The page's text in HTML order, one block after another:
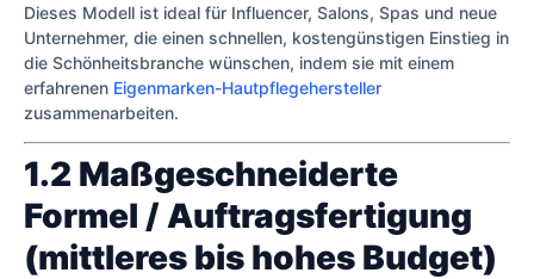
Dieses Modell ist ideal für Influencer, Salons, Spas und neue
Unternehmer, die einen schnellen, kostengünstigen Einstieg in
die Schönheitsbranche wünschen, indem sie mit einem
erfahrenen Eigenmarken-Hautpflegehersteller
zusammenarbeiten.
1.2 Maßgeschneiderte
Formel / Auftragsfertigung
(mittleres bis hohes Budget)